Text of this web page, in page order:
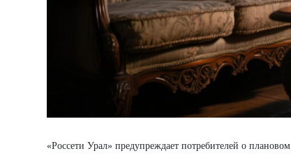
«Россети Урал» предупреждает потребителей о